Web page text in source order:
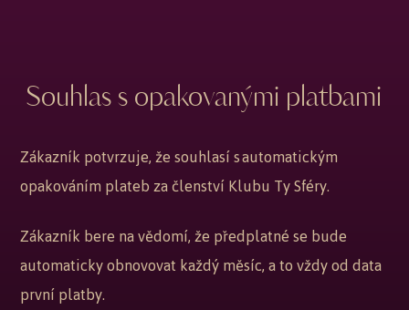
Souhlas s opakovanými platbami
Zákazník potvrzuje, že souhlasí s automatickým
opakováním plateb za členství Klubu Ty Sféry.
Zákazník bere na vědomí, že předplatné se bude
automaticky obnovovat každý měsíc, a to vždy od data
první platby.